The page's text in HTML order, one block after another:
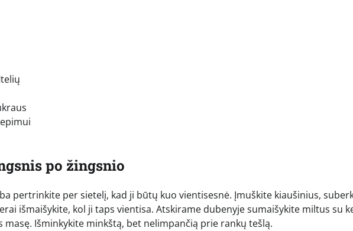
po žingsnio
pertrinkite per sietelį, kad ji būtų kuo vientisesnė. Įmuškite kiaušinius,
išmaišykite, kol ji taps vientisa. Atskirame dubenyje sumaišykite miltus su
Išminkykite minkštą, bet nelimpančią prie rankų tešlą.